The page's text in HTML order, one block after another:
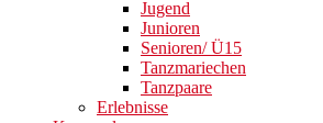
Jugend
Junioren
Senioren/ Ü15
Tanzmariechen
Tanzpaare
Erlebnisse